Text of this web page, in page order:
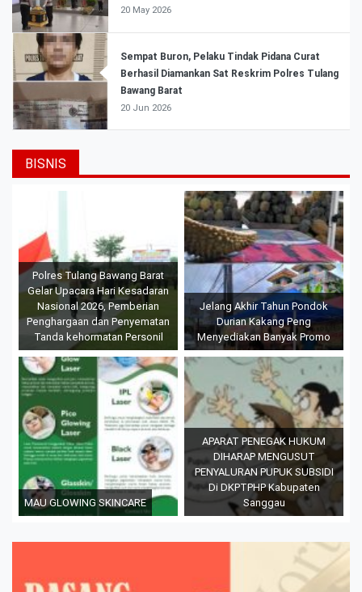
20 May 2026
Sempat Buron, Pelaku Tindak Pidana Curat
Berhasil Diamankan Sat Reskrim Polres Tulang
Bawang Barat
20 Jun 2026
BISNIS
Polres Tulang Bawang Barat
Gelar Upacara Hari Kesadaran
Nasional 2026, Pemberian
Penghargaan dan Penyematan
Tanda kehormatan Personil
Jelang Akhir Tahun Pondok
Durian Kakang Peng
Menyediakan Banyak Promo
MAU GLOWING SKINCARE
APARAT PENEGAK HUKUM
DIHARAP MENGUSUT
PENYALURAN PUPUK SUBSIDI
Di DKPTPHP Kabupaten
Sanggau